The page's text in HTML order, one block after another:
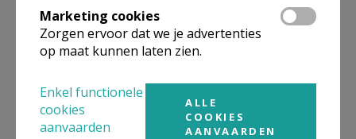
Infobrochure met programma 2023-
2024
Marketing cookies
Zorgen ervoor dat we je advertenties
op maat kunnen laten zien.
Enkel functionele
cookies
aanvaarden
ALLE
COOKIES
AANVAARDEN